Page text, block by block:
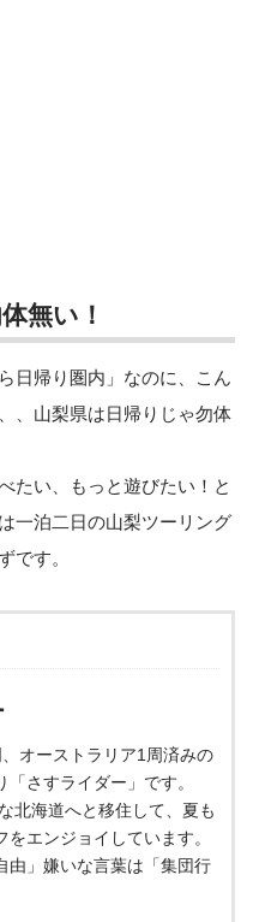
無い！
日帰り圏内」なのに、こん
、山梨県は日帰りじゃ勿体
たい、もっと遊びたい！と
一泊二日の山梨ツーリング
です。
オーストラリア1周済みの
「さすライダー」です。
北海道へと移住して、夏も
エンジョイしています。
由」嫌いな言葉は「集団行